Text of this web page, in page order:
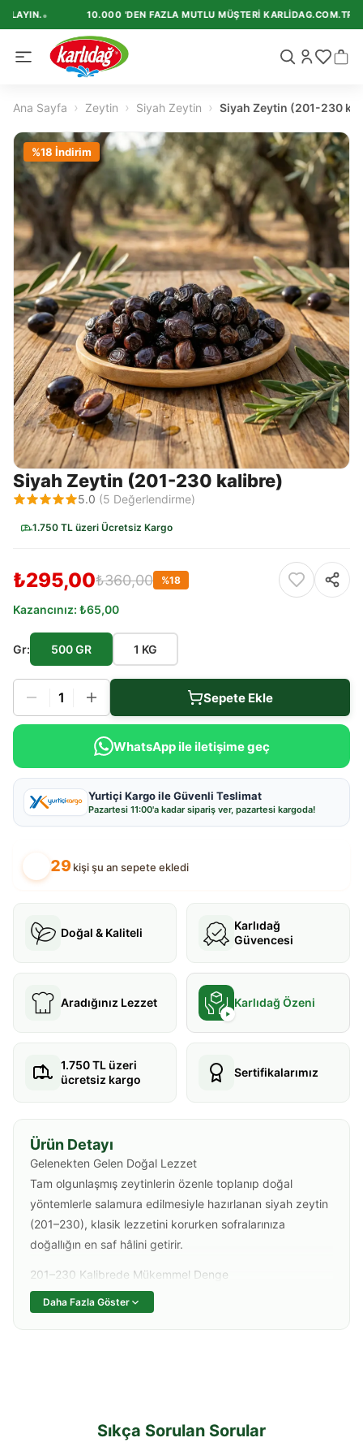
• 10.000 'DEN FAZLA MUTLU MÜŞTERI KARLIDAG.COM.TR'I
Ana Sayfa › Zeytin › Siyah Zeytin › Siyah Zeytin (201-230
%18 İndirim
Siyah Zeytin (201-230 kalibre)
5.0 (5 Değerlendirme)
1.750 TL üzeri Ücretsiz Kargo
₺295,00₺360,00 %18
Kazancınız: ₺65,00
Gr: 500 GR 1 KG
1 Sepete Ekle
WhatsApp ile iletişime geç
Yurtiçi Kargo ile Güvenli Teslimat
Pazartesi 11:00'a kadar sipariş ver, pazartesi kargoda!
29 kişi şu an sepete ekledi
Doğal & Kaliteli
Karlıdağ
Güvencesi
Aradığınız Lezzet Karlıdağ Özeni
1.750 TL üzeri
ücretsiz kargo
Sertifikalarımız
Ürün Detayı
Gelenekten Gelen Doğal Lezzet
Tam olgunlaşmış zeytinlerin özenle toplanıp doğal
yöntemlerle salamura edilmesiyle hazırlanan siyah zeytin
(201–230), klasik lezzetini korurken sofralarınıza
doğallığın en saf hâlini getirir.
201–230 Kalibrede Mükemmel Denge
Orta-iri taneli yapısıyla hem yumuşaklığı hem de dolgun
tadı bir arada sunan bu zeytin, dengeli tuz oranı ve
kullanılabilen siyah zeytin, zeytinyağı ve baharatlarla
Daha Fazla Göster
Sıkça Sorulan Sorular